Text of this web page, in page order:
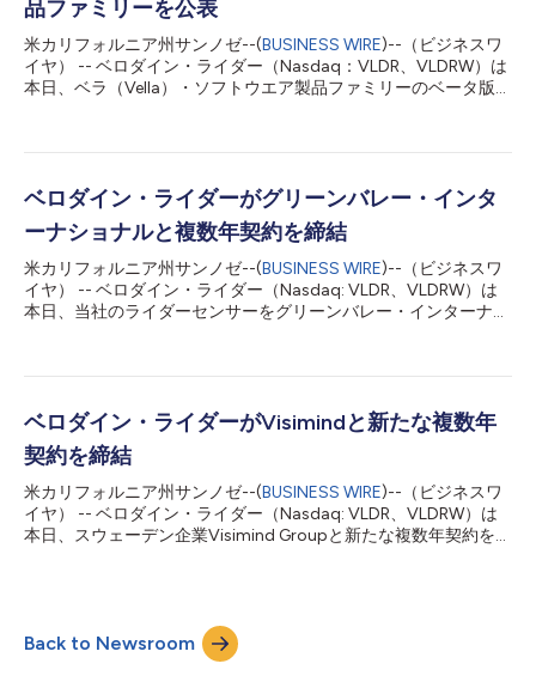
品ファミリーを公表
米カリフォルニア州サンノゼ--(BUSINESS WIRE)--（ビジネスワ
イヤ） -- ベロダイン・ライダー（Nasdaq：VLDR、VLDRW）は
本日、ベラ（Vella）・ソフトウエア製品ファミリーのベータ版を
ションを迅速に開発できます。オンライン・プラットフォームの
は、ライダーセンサー管理のためのベラ・ゴー（Vella Go）、ア
プリケーション開発のためのベラ・パーセプション（Vella
Perception）、人工知能（AI）能力のためのベラ・クラウド・サ
ービス（Vella Cloud Services）を含むベラのソフトウエア製品に
容易にアクセスできます。 ベロダイン・ライダーの最高経営責
任者（CEO）のテッド・テュークスベリー博士は、次のように述
べています。「ベロダインのお客さまは、交通、インフラストラ
ベロダイン・ライダーがグリーンバレー・インタ
ーナショナルと複数年契約を締結
米カリフォルニア州サンノゼ--(BUSINESS WIRE)--（ビジネスワ
イヤ） -- ベロダイン・ライダー（Nasdaq: VLDR、VLDRW）は
本日、当社のライダーセンサーをグリーンバレー・インターナシ
ションを実現するための複数年契約を発表しました。ベロダイン
荷しています。 グリーンバレーはベロダインのパック（Puck）
ライダーセンサーを使用して感知／ナビゲーション機能を実現
し、それにより同社のシステムは同社のモバイルマッピングソリ
ューションの中でSLAM（自己位置推定とマッピングの同時実
行）を利用できるようになっています。GPSによらずライダーを
使用してスキャンができると、森林での作業者、考古学者、土木
技師、測量技師は事前の準備や複雑な後処理ソフトウエアなし
ベロダイン・ライダーがVisimindと新たな複数年
契約を締結
米カリフォルニア州サンノゼ--(BUSINESS WIRE)--（ビジネスワ
イヤ） -- ベロダイン・ライダー（Nasdaq: VLDR、VLDRW）は
本日、スウェーデン企業Visimind Groupと新たな複数年契約を締
（Ultra Puck）ライダーセンサーに関する3年間の納入契約など、
Visimindとベロダイン・ライダーとの長年の提携をさらに強化す
るものです。出荷は既に開始されています。 Visimindは欧州の
Back to Newsroom